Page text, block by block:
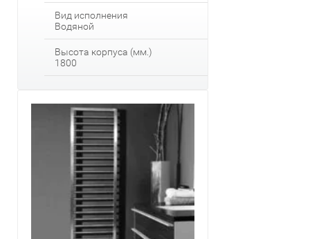
Вид исполнения
Водяной
Высота корпуса (мм.)
1800